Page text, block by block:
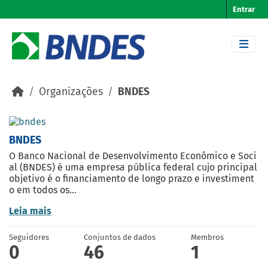
Entrar
Organizações BNDES
BNDES
O Banco Nacional de Desenvolvimento Econômico e Soci
al (BNDES) é uma empresa pública federal cujo principal
objetivo é o financiamento de longo prazo e investiment
o em todos os...
Leia mais
Seguidores
0
Conjuntos de dados
46
Membros
1